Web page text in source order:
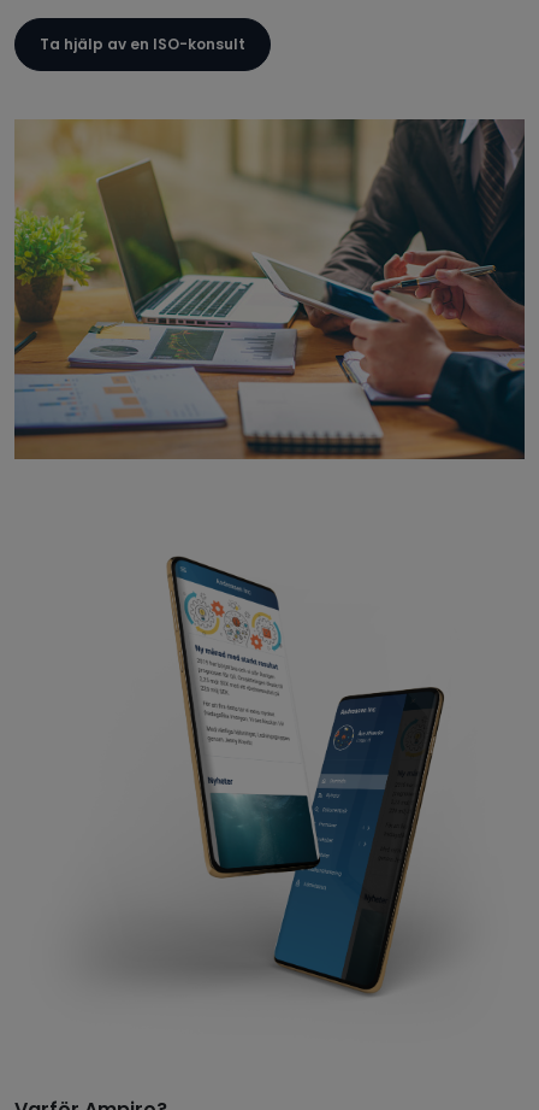
Ta hjälp av en ISO-konsult